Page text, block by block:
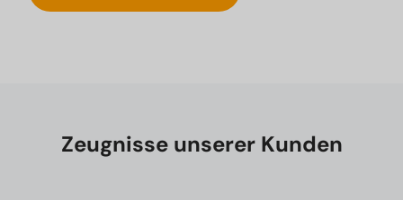
Zeugnisse unserer Kunden